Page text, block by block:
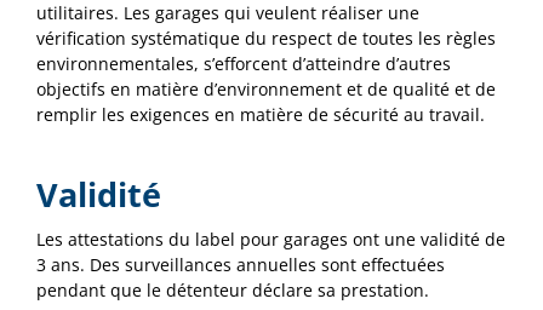
utilitaires. Les garages qui veulent réaliser une
vérification systématique du respect de toutes les règles
environnementales, s’efforcent d’atteindre d’autres
objectifs en matière d’environnement et de qualité et de
remplir les exigences en matière de sécurité au travail.
Validité
Les attestations du label pour garages ont une validité de
3 ans. Des surveillances annuelles sont effectuées
pendant que le détenteur déclare sa prestation.